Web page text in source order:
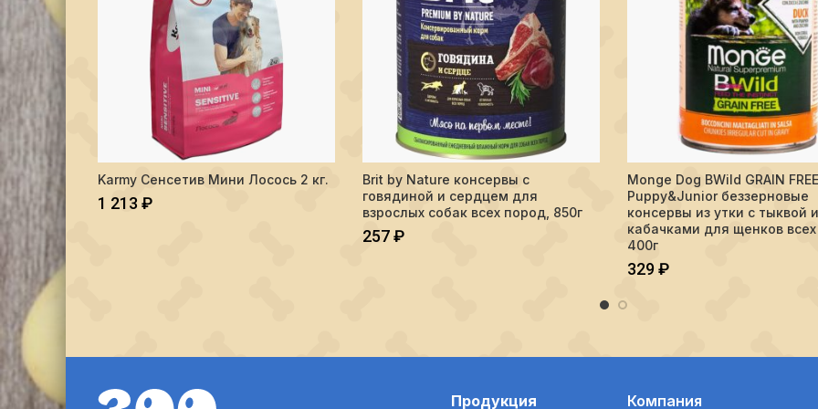
Количество Karmy Сенсетив Мини Лосось 2 кг.
В КОРЗИНУ
Karmy Сенсетив Мини Лосось 2 кг.
1 213 ₽
Количество Brit by Nature консервы с говядиной и сердцем для взрослых
В КОРЗИНУ
Brit by Nature консервы с
говядиной и сердцем для
взрослых собак всех пород, 850г
257₽
Количество Monge Dog BWild
В КОРЗИНУ
Monge Dog BWild GRAIN FREE
Puppy&Junior беззерновые
консервы из утки с тыквой и
кабачками для щенков
400г
329₽
Продукция Компания